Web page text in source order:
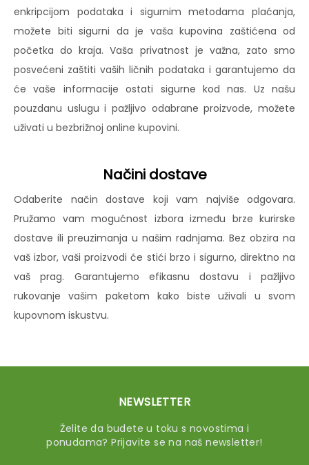
enkripcijom podataka i sigurnim metodama plaćanja,
možete biti sigurni da je vaša kupovina zaštićena od
početka do kraja. Vaša privatnost je važna, zato smo
posvećeni zaštiti vaših ličnih podataka i garantujemo da
će vaše informacije ostati sigurne kod nas. Uz našu
pouzdanu uslugu i pažljivo odabrane proizvode, možete
uživati u bezbrižnoj online kupovini.
Načini dostave
Odaberite način dostave koji vam najviše odgovara.
Pružamo vam mogućnost izbora između brze kurirske
dostave ili preuzimanja u našim radnjama. Bez obzira na
vaš izbor, vaši proizvodi će stići brzo i sigurno, direktno na
vaš prag. Garantujemo efikasnu dostavu i pažljivo
rukovanje vašim paketom kako biste uživali u svom
kupovnom iskustvu.
NEWSLETTER
Želite da budete u toku s novostima i
ponudama? Prijavite se na naš newsletter!